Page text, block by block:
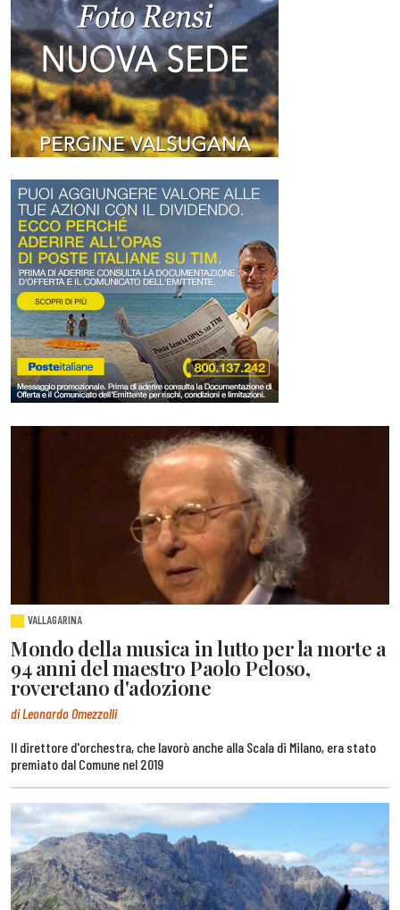
VALLAGARINA
Mondo della musica in lutto per la morte a
94 anni del maestro Paolo Peloso,
roveretano d'adozione
di Leonardo Omezzolli
Il direttore d'orchestra, che lavorò anche alla Scala di Milano, era stato
premiato dal Comune nel 2019